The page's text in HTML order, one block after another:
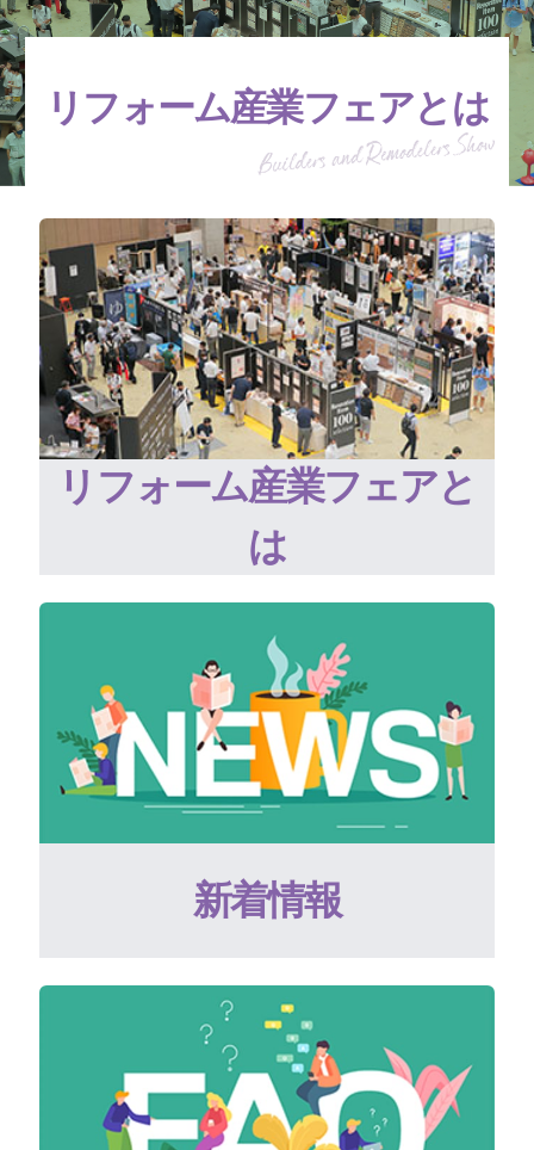
リフォーム産業フェアとは
リフォーム産業フェアと
は
新着情報